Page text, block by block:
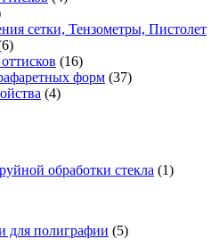
сетки, Тензометры, Пистолет
(16)
форм (37)
(4)
обработки стекла (1)
для полиграфии (5)